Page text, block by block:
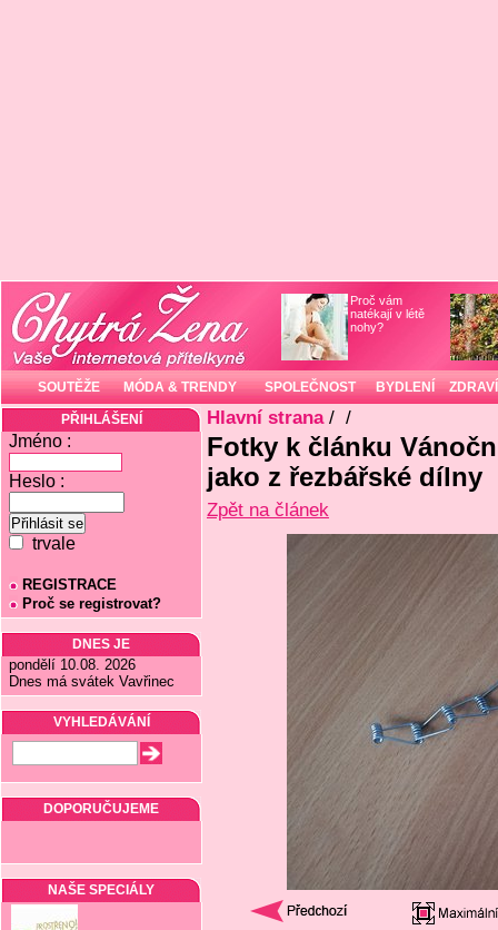
Proč vám
natékají v létě
nohy?
SOUTĚŽE MÓDA & TRENDY SPOLEČNOST BYDLENÍ ZDRAVÍ
PŘIHLÁŠENÍ
Jméno :
Heslo :
trvale
REGISTRACE
Proč se registrovat?
DNES JE
pondělí 10.08. 2026
Dnes má svátek Vavřinec
VYHLEDÁVÁNÍ
DOPORUČUJEME
NAŠE SPECIÁLY
Hlavní strana/ /
Fotky k článku
jako z řezbářské dílny
Zpět na článek